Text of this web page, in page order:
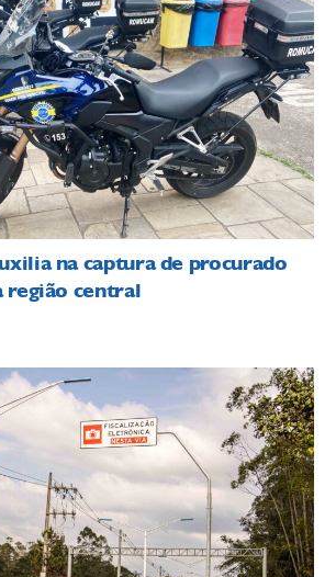
na captura de procurado
região central